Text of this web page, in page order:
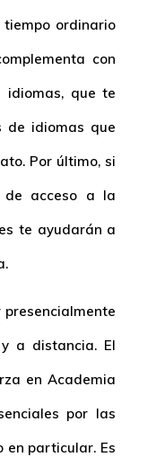
ordinario
con
idiomas, que te
de idiomas que
Por último, si
acceso a la
te ayudarán a
a distancia. El
en Academia
por las
en particular. Es